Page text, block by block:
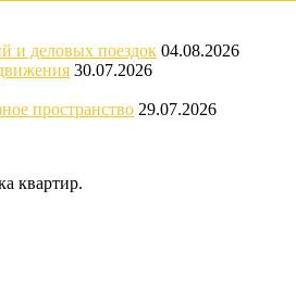
и деловых поездок 04.08.2026
30.07.2026
пространство 29.07.2026
квартир.